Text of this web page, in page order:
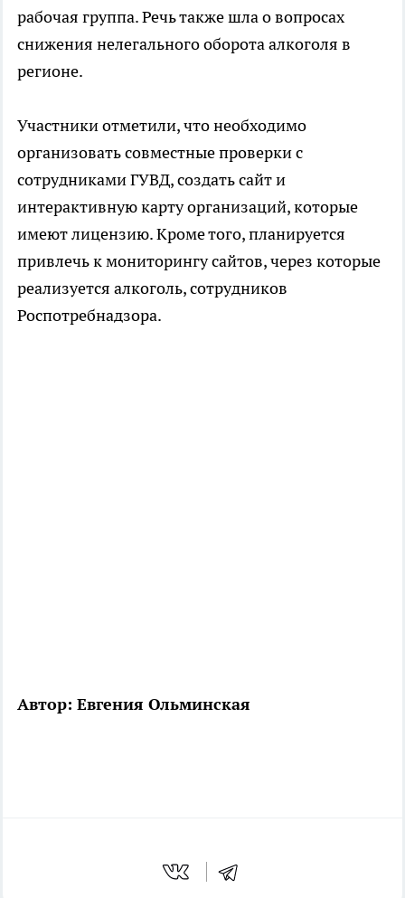
рабочая группа. Речь также шла о вопросах
снижения нелегального оборота алкоголя в
регионе.
Участники отметили, что необходимо
организовать совместные проверки с
сотрудниками ГУВД, создать сайт и
интерактивную карту организаций, которые
имеют лицензию. Кроме того, планируется
привлечь к мониторингу сайтов, через которые
реализуется алкоголь, сотрудников
Роспотребнадзора.
Автор: Евгения Ольминская